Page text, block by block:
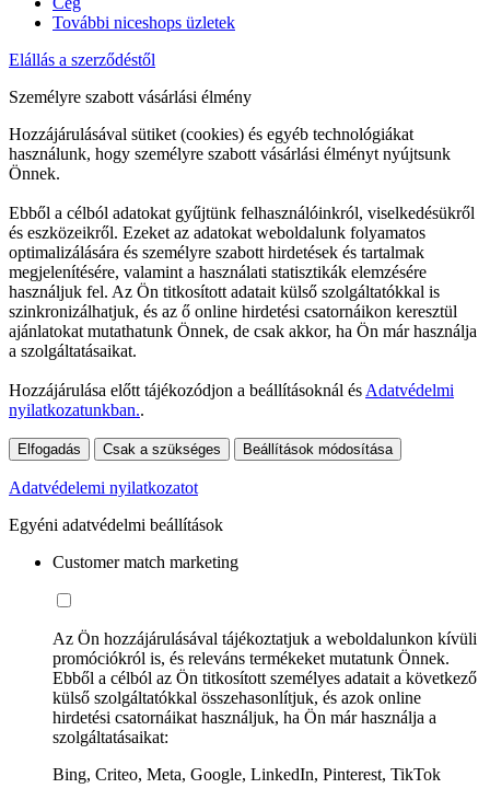
További niceshops üzletek
Elállás a szerződéstől
Személyre szabott vásárlási élmény
Hozzájárulásával sütiket (cookies) és egyéb technológiákat
használunk, hogy személyre szabott vásárlási élményt nyújtsunk
Önnek.
Ebből a célból adatokat gyűjtünk felhasználóinkról, viselkedésükről
és eszközeikről. Ezeket az adatokat weboldalunk folyamatos
optimalizálására és személyre szabott hirdetések és tartalmak
megjelenítésére, valamint a használati statisztikák elemzésére
használjuk fel. Az Ön titkosított adatait külső szolgáltatókkal is
szinkronizálhatjuk, és az ő online hirdetési csatornáikon keresztül
ajánlatokat mutathatunk Önnek, de csak akkor, ha Ön már használja
a szolgáltatásaikat.
Hozzájárulása előtt tájékozódjon a beállításoknál és Adatvédelmi
nyilatkozatunkban..
Elfogadás Csak a szükséges Beállítások módosítása
Adatvédelemi nyilatkozatot
Egyéni adatvédelmi beállítások
Customer match marketing
Az Ön hozzájárulásával tájékoztatjuk a weboldalunkon kívüli
promóciókról is, és releváns termékeket mutatunk Önnek.
Ebből a célból az Ön titkosított személyes adatait a következő
külső szolgáltatókkal összehasonlítjuk, és azok online
hirdetési csatornáikat használjuk, ha Ön már használja a
szolgáltatásaikat:
Bing, Criteo, Meta, Google, LinkedIn, Pinterest, TikTok